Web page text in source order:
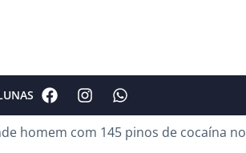
homem com 145 pinos de cocaína no